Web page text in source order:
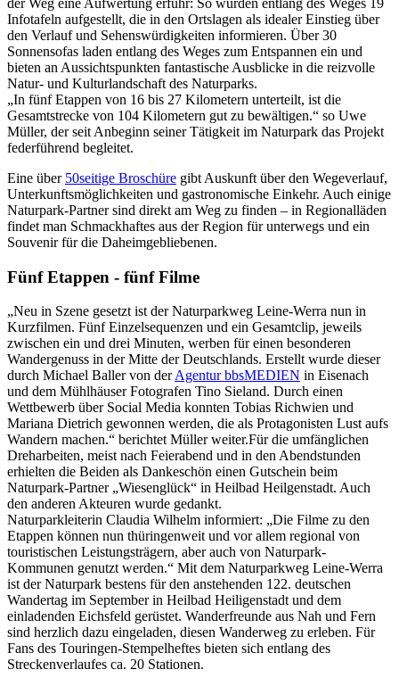
Infotafeln aufgestellt, die in den Ortslagen als idealer Einstieg über
den Verlauf und Sehenswürdigkeiten informieren. Über 30
Sonnensofas laden entlang des Weges zum Entspannen ein und
bieten an Aussichtspunkten fantastische Ausblicke in die reizvolle
Natur- und Kulturlandschaft des Naturparks.
„In fünf Etappen von 16 bis 27 Kilometern unterteilt, ist die
Gesamtstrecke von 104 Kilometern gut zu bewältigen.“ so Uwe
Müller, der seit Anbeginn seiner Tätigkeit im Naturpark das Projekt
federführend begleitet.
Eine über 50seitige Broschüre gibt Auskunft über den Wegeverlauf,
Unterkunftsmöglichkeiten und gastronomische Einkehr. Auch einige
Naturpark-Partner sind direkt am Weg zu finden – in Regionalläden
findet man Schmackhaftes aus der Region für unterwegs und ein
Souvenir für die Daheimgebliebenen.
Fünf Etappen - fünf Filme
„Neu in Szene gesetzt ist der Naturparkweg Leine-Werra nun in
Kurzfilmen. Fünf Einzelsequenzen und ein Gesamtclip, jeweils
zwischen ein und drei Minuten, werben für einen besonderen
Wandergenuss in der Mitte der Deutschlands. Erstellt wurde dieser
durch Michael Baller von derAgentur bbsMEDIEN in Eisenach
und dem Mühlhäuser Fotografen Tino Sieland. Durch einen
Wettbewerb über Social Media konnten Tobias Richwien und
Mariana Dietrich gewonnen werden, die als Protagonisten Lust aufs
Wandern machen.“ berichtet Müller weiter.Für die umfänglichen
Dreharbeiten, meist nach Feierabend und in den Abendstunden
erhielten die Beiden als Dankeschön einen Gutschein beim
Naturpark-Partner „Wiesenglück“ in Heilbad Heilgenstadt. Auch
den anderen Akteuren wurde gedankt.
Naturparkleiterin Claudia Wilhelm informiert: „Die Filme zu den
Etappen können nun thüringenweit und vor allem regional von
touristischen Leistungsträgern, aber auch von Naturpark-
Kommunen genutzt werden.“ Mit dem Naturparkweg Leine-Werra
ist der Naturpark bestens für den anstehenden 122. deutschen
Wandertag im September in Heilbad Heiligenstadt und dem
einladenden Eichsfeld gerüstet. Wanderfreunde aus Nah und Fern
sind herzlich dazu eingeladen, diesen Wanderweg zu erleben. Für
Fans des Touringen-Stempelheftes bieten sich entlang des
Streckenverlaufes ca. 20 Stationen.